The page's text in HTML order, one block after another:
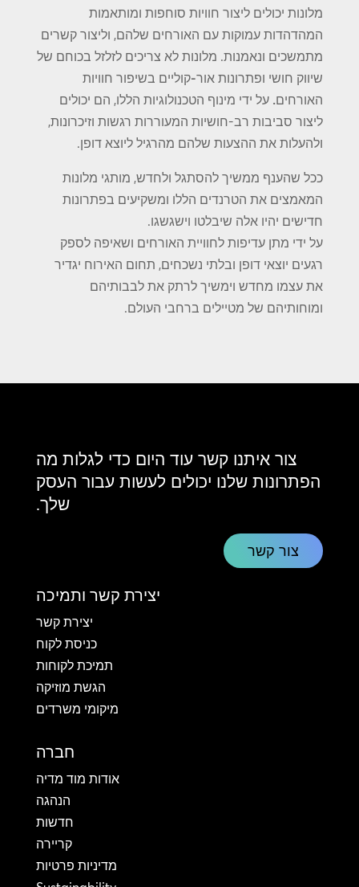
מלונות יכולים ליצור חוויות סוחפות ומותאמות
המהדהדות עמוקות עם האורחים שלהם, וליצור קשרים
מתמשכים ונאמנות. מלונות לא צריכים לזלזל בכוחם של
שיווק חושי ופתרונות אור-קוליים בשיפור חוויות
האורחים. על ידי מינוף הטכנולוגיות הללו, הם יכולים
ליצור סביבות רב-חושיות המעוררות רגשות וזיכרונות,
ולהעלות את ההצעות שלהם מהרגיל ליוצא דופן.
ככל שהענף ממשיך להסתגל ולחדש, מותגי מלונות
המאמצים את הטרנדים הללו ומשקיעים בפתרונות
חדישים יהיו אלה שיבלטו וישגשגו.
על ידי מתן עדיפות לחוויית האורחים ושאיפה לספק
רגעים יוצאי דופן ובלתי נשכחים, תחום האירוח יגדיר
את עצמו מחדש וימשיך לרתק את לבבותיהם
ומוחותיהם של מטיילים ברחבי העולם.
צור איתנו קשר עוד היום כדי לגלות מה
הפתרונות שלנו יכולים לעשות עבור העסק
שלך.
צור קשר
יצירת קשר ותמיכה
יצירת קשר
כניסת לקוח
תמיכת לקוחות
הגשת מוזיקה
מיקומי משרדים
חברה
אודות מוד מדיה
הנהגה
חדשות
קריירה
מדיניות פרטיות